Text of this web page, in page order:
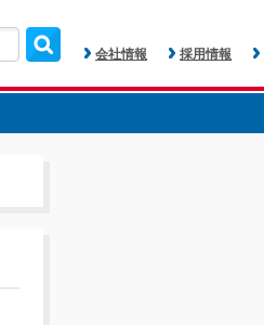
会社情報 採用情報